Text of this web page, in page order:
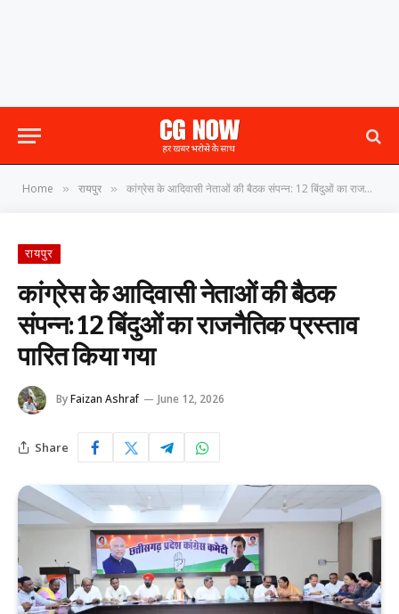
Home » रायपुर » कांग्रेस के आदिवासी नेताओं की बैठक संपन्न: 12 बिंदुओं का राजनैतिक प्रस्ताव पारित किया गया
रायपुर
कांग्रेस के आदिवासी नेताओं की बैठक
संपन्न: 12 बिंदुओं का राजनैतिक प्रस्ताव
पारित किया गया
ByFaizan Ashraf June 12, 2026
Share